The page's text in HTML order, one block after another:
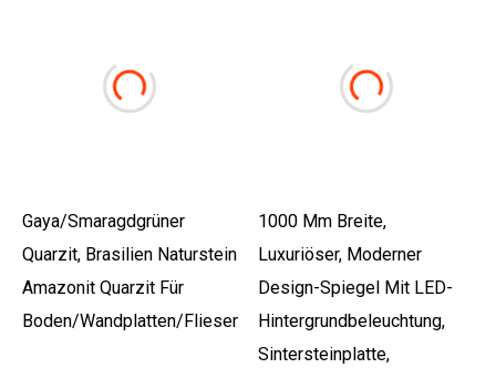
Gaya/Smaragdgrüner
Quarzit, Brasilien Naturstein
Amazonit Quarzit Für
Boden/Wandplatten/Fliesen/Arbeitsplatte/Treppe/Säule
1000 Mm Breite,
Luxuriöser, Moderner
Design-Spiegel Mit LED-
Hintergrundbeleuchtung,
Sintersteinplatte,